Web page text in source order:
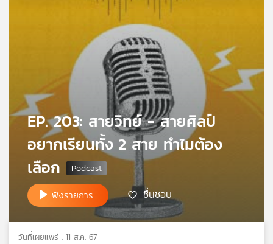
วิทยุ
ไทย
พี
แผนที่
ข่าย
EP. 203: สายวิทย์ - สายศิลป์
อยากเรียนทั้ง 2 สาย ทำไมต้อง
เลือก
ฟังรายการ ชื่นชอบ
วันที่เผยแพร่ : 11 ส.ค. 67